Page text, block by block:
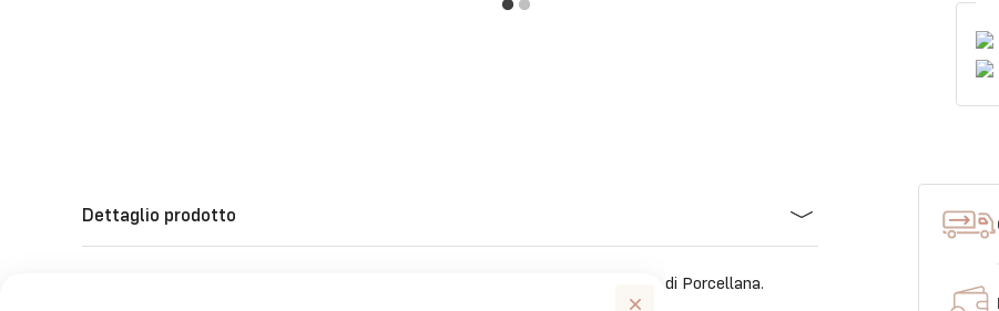
Dettaglio prodotto
Stupenda Ciotola Cibo e/o Acqua per i nostri Amici a Quattro Zampe in Grès di Porcellana.